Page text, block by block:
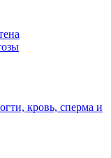
кровь, сперма и